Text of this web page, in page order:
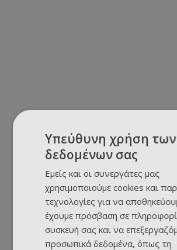
Υπεύθυνη χρήση των
δεδομένων σας
Εμείς και οι συνεργάτες μας
χρησιμοποιούμε cookies και
τεχνολογίες για να
έχουμε πρόσβαση σε
συσκευή σας και να
προσωπικά δεδομένα, όπως τη